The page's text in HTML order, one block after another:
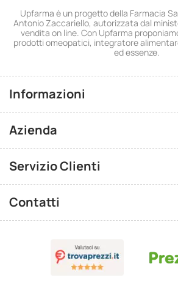
Upfarma è un progetto della Farmacia
Antonio Zaccariello, autorizzata dal
vendita on line. Con Upfarma
prodotti omeopatici, integratore
ed essenze.
Informazioni
Azienda
Servizio Clienti
Contatti